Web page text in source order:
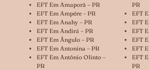
EFT Em Amaporã – PR
EFT Em Ampére – PR
EFT Em Anahy – PR
EFT Em Andirá – PR
EFT Em Ângulo – PR
EFT Em Antonina – PR
EFT Em Antônio Olinto –
PR
PR
EFT
EFT
EFT
EFT
EFT
EFT
PR